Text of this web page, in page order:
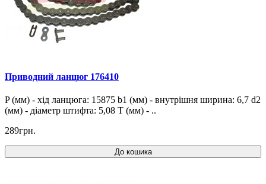
Приводний ланцюг 176410
P (мм) - хід ланцюга: 15875 b1 (мм) - внутрішня ширина: 6,7 d2
(мм) - діаметр штифта: 5,08 T (мм) - ..
289грн.
До кошика